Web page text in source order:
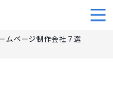
ムページ制作会社７選